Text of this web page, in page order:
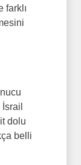
farklı
dolu
belli